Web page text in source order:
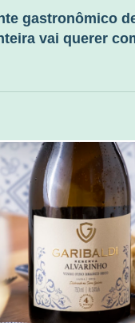
gastronômico
vai querer